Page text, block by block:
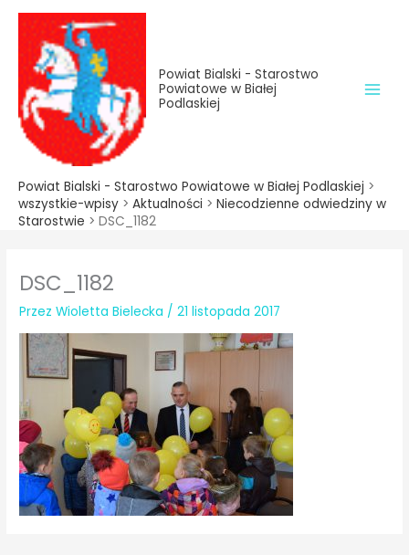
treści
Przejdź
treści
Powiat Bialski - Starostwo
Powiatowe w Białej
Podlaskiej
Powiat Bialski - Starostwo Powiatowe w Białej Podlaskiej >
wszystkie-wpisy > Aktualności > Niecodzienne odwiedziny w
Starostwie > DSC_1182
DSC_1182
PrzezWioletta Bielecka /21 listopada 2017